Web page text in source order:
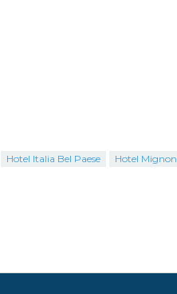
Hotel Italia Bel Paese Hotel Mignon